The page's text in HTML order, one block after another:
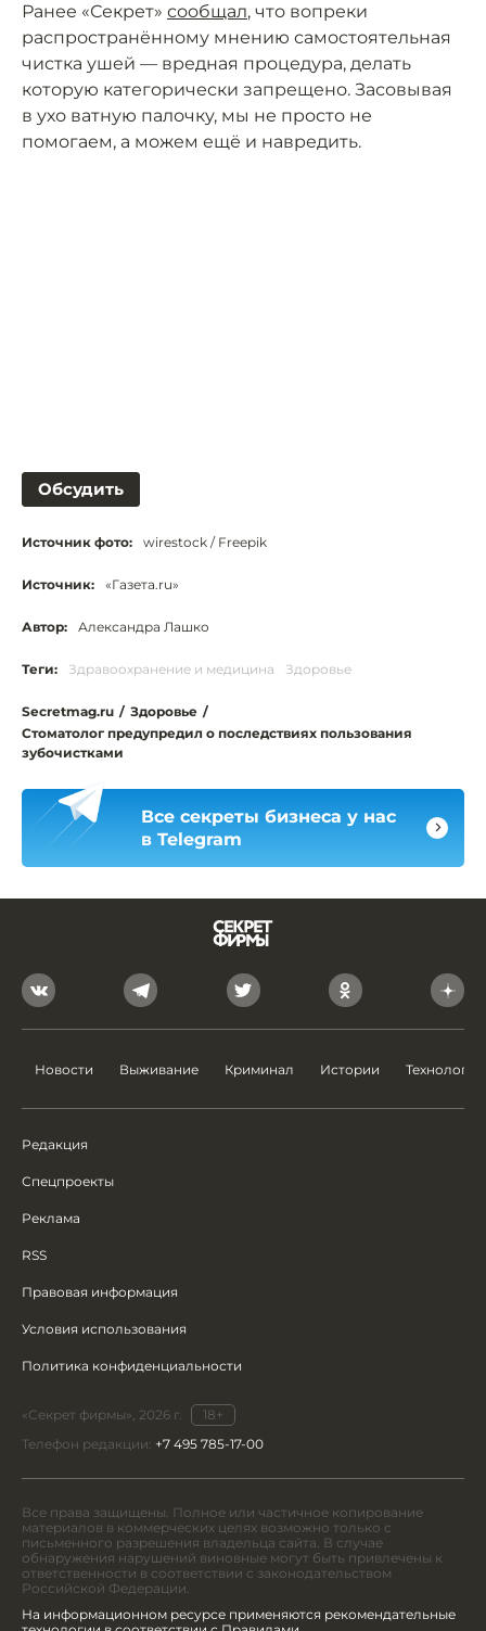
Ранее «Секрет» сообщал, что вопреки
распространённому мнению самостоятельная
чистка ушей — вредная процедура, делать
которую категорически запрещено. Засовывая
в ухо ватную палочку, мы не просто не
помогаем, а можем ещё и навредить.
Обсудить
Источник фото: wirestock / Freepik
Источник: «Газета.ru»
Автор: Александра Лашко
Теги: Здравоохранение и медицина Здоровье
Secretmag.ru / Здоровье /
Стоматолог предупредил о последствиях пользования
зубочистками
Все секреты бизнеса у нас
в Telegram
Новости Выживание Криминал Истории Технологии
Редакция
Спецпроекты
Реклама
RSS
Правовая информация
Условия использования
Политика конфиденциальности
«Секрет фирмы», 2026 г.
18+
Телефон редакции: +7 495 785-17-00
Все права защищены. Полное или частичное копирование
материалов в коммерческих целях возможно только с
письменного разрешения владельца сайта. В случае
обнаружения нарушений виновные могут быть привлечены к
ответственности в соответствии с законодательством
Российской Федерации.
На информационном ресурсе применяются рекомендательные